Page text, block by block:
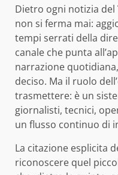
Dietro ogni notizia del
non si ferma mai:
tempi serrati della
canale che punta
narrazione
deciso. Ma il ruolo
trasmettere: è un
giornalisti, tecnici,
un flusso continuo di
La citazione esplicita
riconoscere quel